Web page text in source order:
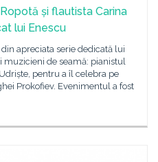
și flautista Carina
lui Enescu
apreciata serie dedicată lui
muzicieni de seamă: pianistul
pentru a îl celebra pe
Prokofiev. Evenimentul a fost